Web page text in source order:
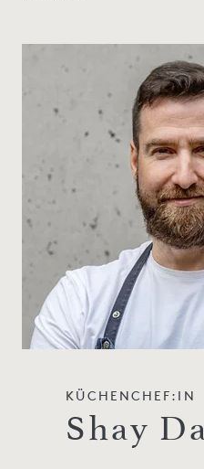
KÜCHENCHEF:IN
Shay